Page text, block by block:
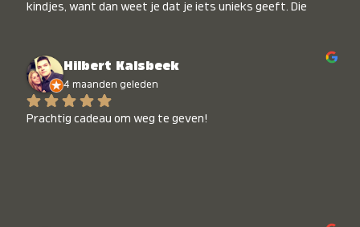
kindjes, want dan weet je dat je iets unieks geeft. Die
Hilbert Kalsbeek
4 maanden geleden
Prachtig cadeau om weg te geven!